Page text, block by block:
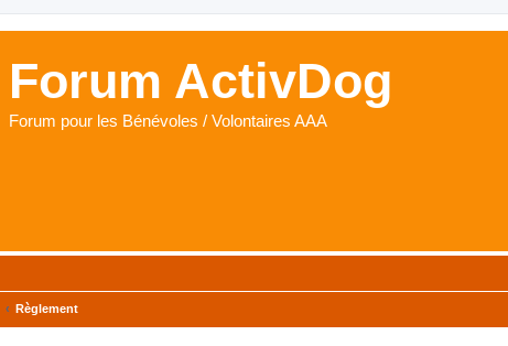
Forum ActivDog
Forum pour les Bénévoles / Volontaires AAA
Règlement